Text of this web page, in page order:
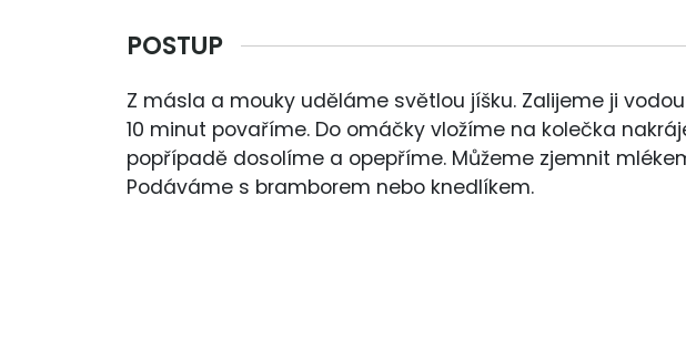
POSTUP
Z másla a mouky uděláme světlou jíšku. Zalijeme ji
10 minut povaříme. Do omáčky vložíme na kolečka
popřípadě dosolíme a opepříme. Můžeme zjemnit
Podáváme s bramborem nebo knedlíkem.